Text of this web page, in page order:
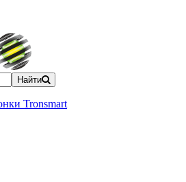
Найти
Tronsmart